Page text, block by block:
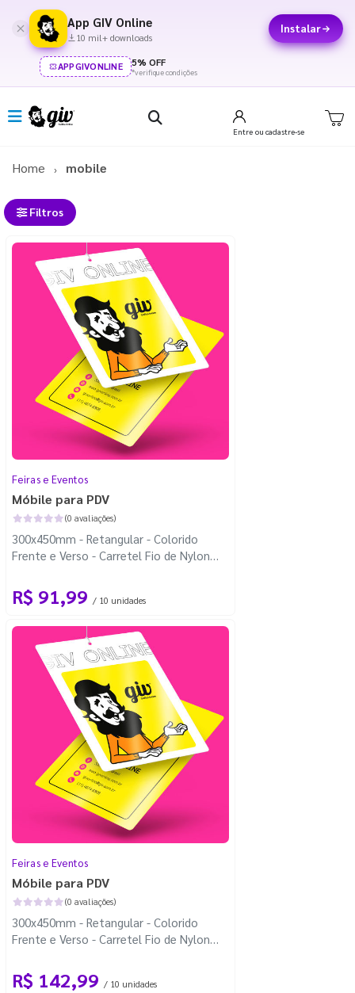
App GIV Online
10 mil+ downloads
Instalar
APPGIVONLINE 5% OFF
*verifique condições
Entre ou cadastre-se
Home mobile
Filtros
Feiras e Eventos
Móbile para PDV
(0 avaliações)
300x450mm - Retangular - Colorido
Frente e Verso - Carretel Fio de Nylon
R$ 91,99 / 10 unidades
Feiras e Eventos
Móbile para PDV
(0 avaliações)
300x450mm - Retangular - Colorido
Frente e Verso - Carretel Fio de Nylon
R$ 142,99 / 10 unidades